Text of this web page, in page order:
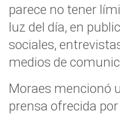
parece no tener
luz del día, en
sociales,
medios de
Moraes mencionó
prensa ofrecida